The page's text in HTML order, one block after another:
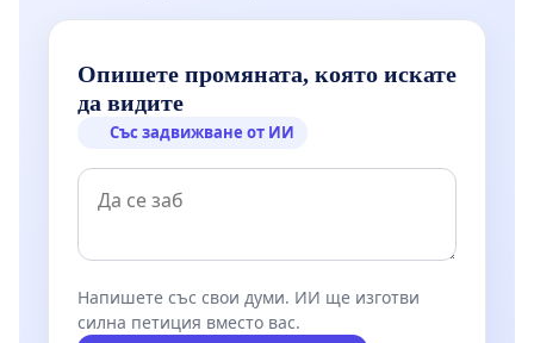
Опишете промяната, която искате
да видите
Със задвижване от ИИ
Напишете със свои думи. ИИ ще изготви
силна петиция вместо вас.